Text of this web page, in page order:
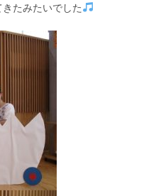
たみたいでした